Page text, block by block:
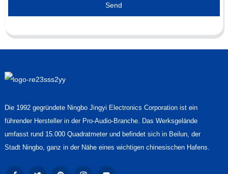
Send
Die 1992 gegründete Ningbo Jingyi Electronics Corporation ist ein
führender Hersteller in der Pro-Audio-Branche. Das Werksgelände
umfasst rund 15.000 Quadratmeter und befindet sich in Beilun, der
Stadt Ningbo, ganz in der Nähe eines wichtigen chinesischen Hafens.